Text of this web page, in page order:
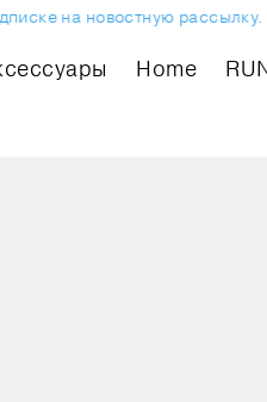
на новостную рассылку.
Home